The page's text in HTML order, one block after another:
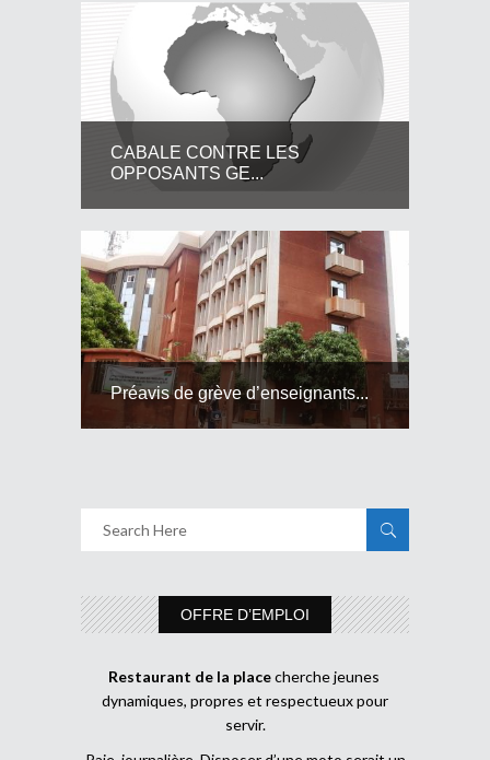
CABALE CONTRE LES
OPPOSANTS GE...
Préavis de grève d’enseignants...
OFFRE D’EMPLOI
Restaurant de la placecherche jeunes
dynamiques, propres et respectueux pour
servir.